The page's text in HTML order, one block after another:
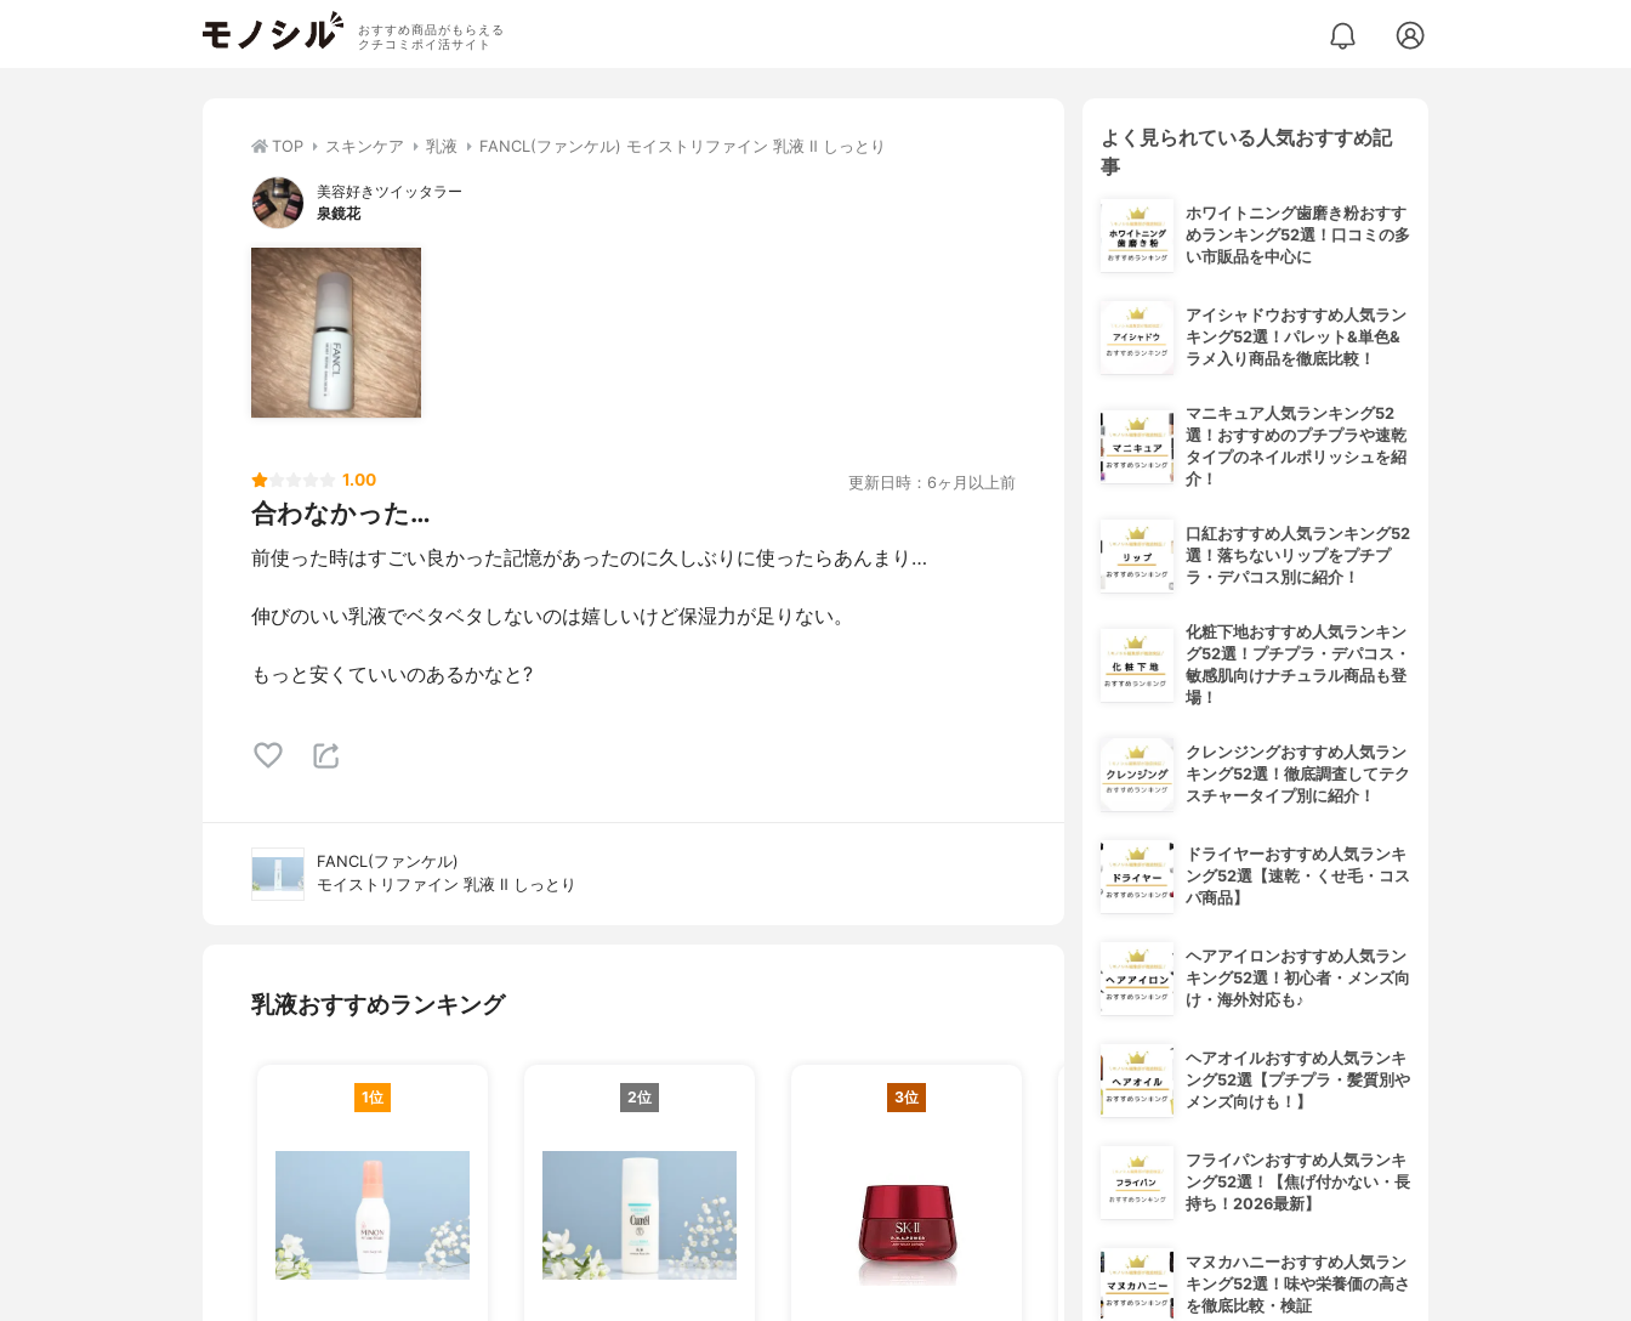
おすすめ商品がもらえる
クチコミポイ活サイト
TOP スキンケア 乳液 FANCL(ファンケル) モイストリファイン 乳液 Ⅱ しっとり
美容好きツイッタラー
泉鏡花
1.00 更新日時：6ヶ月以上前
合わなかった…
前使った時はすごい良かった記憶があったのに久しぶりに使ったらあんまり…
伸びのいい乳液でベタベタしないのは嬉しいけど保湿力が足りない。
もっと安くていいのあるかなと?
FANCL(ファンケル)
モイストリファイン 乳液 Ⅱ しっとり
乳液おすすめランキング
1位 2位 3位 4位
よく見られている人気おすすめ記
事
ホワイトニング歯磨き粉おすす
めランキング52選！口コミの多
い市販品を中心に
アイシャドウおすすめ人気ラン
キング52選！パレット&単色&
ラメ入り商品を徹底比較！
マニキュア人気ランキング52
選！おすすめのプチプラや速乾
タイプのネイルポリッシュを紹
介！
口紅おすすめ人気ランキング52
選！落ちないリップをプチプ
ラ・デパコス別に紹介！
化粧下地おすすめ人気ランキン
グ52選！プチプラ・デパコス・
敏感肌向けナチュラル商品も登
場！
クレンジングおすすめ人気ラン
キング52選！徹底調査してテク
スチャータイプ別に紹介！
ドライヤーおすすめ人気ランキ
ング52選【速乾・くせ毛・コス
パ商品】
ヘアアイロンおすすめ人気ラン
キング52選！初心者・メンズ向
け・海外対応も♪
ヘアオイルおすすめ人気ランキ
ング52選【プチプラ・髪質別や
メンズ向けも！】
フライパンおすすめ人気ランキ
ング52選！【焦げ付かない・長
持ち！2026最新】
マヌカハニーおすすめ人気ラン
キング52選！味や栄養価の高さ
を徹底比較・検証